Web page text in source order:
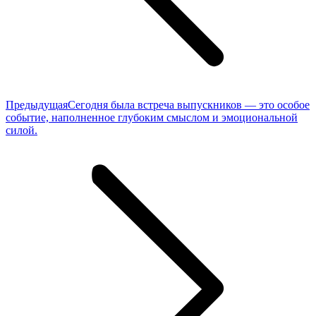
ПредыдущаяПредыдущая
запись:
Сегодня была встреча выпускников — это особое
событие, наполненное глубоким смыслом и эмоциональной
силой.